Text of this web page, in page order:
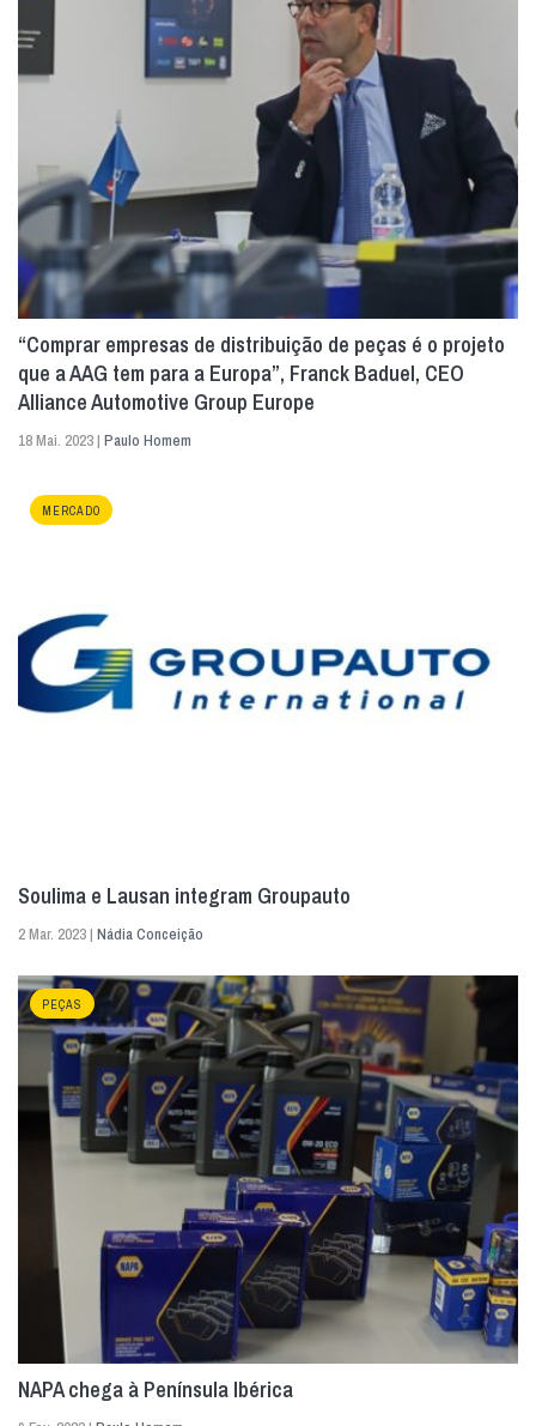
“Comprar empresas de distribuição de peças é o projeto
que a AAG tem para a Europa”, Franck Baduel, CEO
Alliance Automotive Group Europe
18 Mai. 2023 | Paulo Homem
MERCADO
Soulima e Lausan integram Groupauto
2 Mar. 2023 | Nádia Conceição
PEÇAS
NAPA chega à Península Ibérica